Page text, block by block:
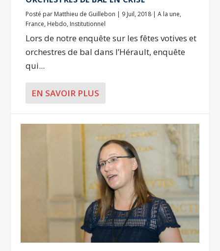
Posté par Matthieu de Guillebon | 9 Juil, 2018 |A la une,
France, Hebdo, Institutionnel
Lors de notre enquête sur les fêtes votives et
orchestres de bal dans l’Hérault, enquête
qui...
EN SAVOIR PLUS